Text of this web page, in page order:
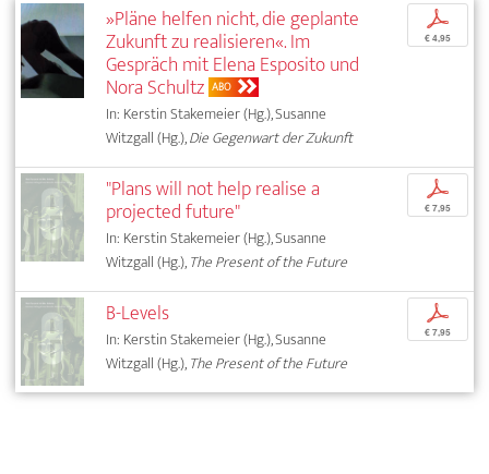
»Pläne helfen nicht, die geplante
Zukunft zu realisieren«. Im
Gespräch mit Elena Esposito und
Nora Schultz ABO
In: Kerstin Stakemeier (Hg.), Susanne
Witzgall (Hg.),Die Gegenwart der Zukunft
p
€ 4,95
"Plans will not help realise a
projected future"
In: Kerstin Stakemeier (Hg.), Susanne
Witzgall (Hg.),The Present of the Future
p
€ 7,95
B-Levels
In: Kerstin Stakemeier (Hg.), Susanne
Witzgall (Hg.),The Present of the Future
p
€ 7,95